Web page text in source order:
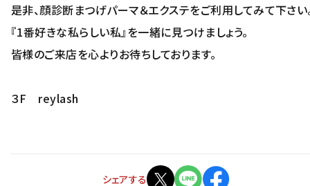
是非、顔診断まつげパーマ＆エクステをご利用してみて下さい
『1番好きな私らしい私』を一緒に見つけましょう。
皆様のご来店を心よりお待ちしております。
３F reylash
シェアする